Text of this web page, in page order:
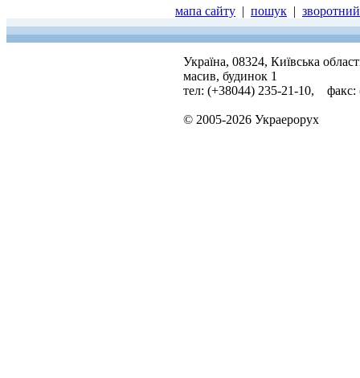
мапа сайту | пошук |
Україна, 08324, Київська
масив, будинок 1
тел: (+38044) 235-21-10, факс:
© 2005-2026 Украерорух